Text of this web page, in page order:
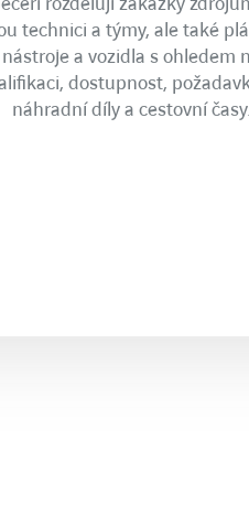
technici a týmy, ale také
nástroje a vozidla s ohledem
dostupnost,
náhradní díly a cestovní časy.